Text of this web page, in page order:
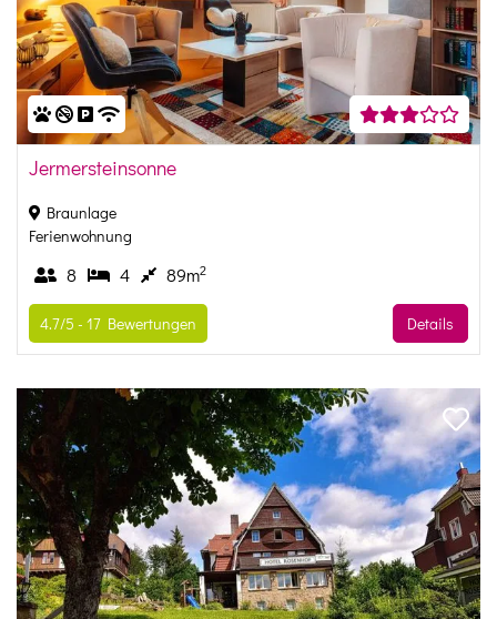
Jermersteinsonne
Braunlage
Ferienwohnung
8 4 89m2
Details
4.7/5 - 17 Bewertungen